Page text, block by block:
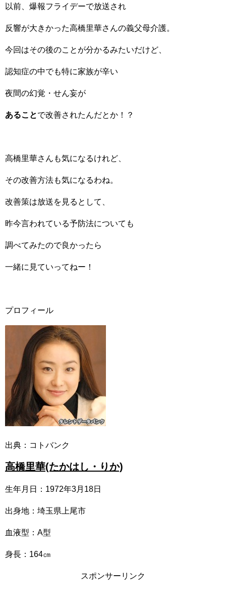
以前、爆報フライデーで放送され
反響が大きかった高橋里華さんの義父母介護。
今回はその後のことが分かるみたいだけど、
認知症の中でも特に家族が辛い
夜間の幻覚・せん妄が
あることで改善されたんだとか！？
高橋里華さんも気になるけれど、
その改善方法も気になるわね。
改善策は放送を見るとして、
昨今言われている予防法についても
調べてみたので良かったら
一緒に見ていってねー！
プロフィール
出典：コトバンク
高橋里華(たかはし・りか)
生年月日：1972年3月18日
出身地：埼玉県上尾市
血液型：A型
身長：164㎝
スポンサーリンク